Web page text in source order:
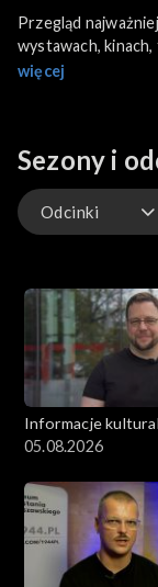
Przegląd
wystawach,
czołowych postaci
więcej
Sezony i
Odcinki
Archiwum
Informacje
05.08.2026